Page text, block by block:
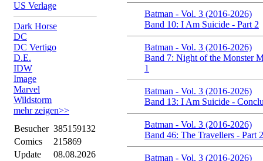
US Verlage
Dark Horse
DC
DC Vertigo
D.E.
IDW
Image
Marvel
Wildstorm
mehr zeigen>>
Besucher 385159132
Comics
215869
Update
08.08.2026
Batman - Vol. 3 (2016-2026)
Band 10: I Am Suicide - Part 2
Batman - Vol. 3 (2016-2026)
Band 7: Night of the Monster
1
Batman - Vol. 3 (2016-2026)
Band 13: I Am Suicide -
Batman - Vol. 3 (2016-2026)
Band 46: The Travellers - Part 2
Batman - Vol. 3 (2016-2026)